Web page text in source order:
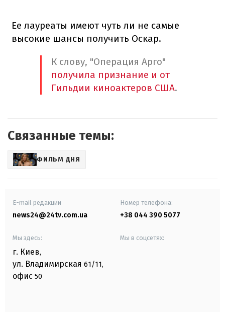
Ее лауреаты имеют чуть ли не самые
высокие шансы получить Оскар.
К слову, "Операция Арго"
получила признание и от
Гильдии киноактеров США.
Связанные темы:
ФИЛЬМ ДНЯ
E-mail редакции
news24@24tv.com.ua
Номер телефона:
+38 044 390 5077
Мы здесь:
г. Киев,
ул. Владимирская 61/11,
офис 50
Мы в соцсетях: